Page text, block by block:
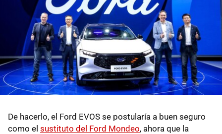
De hacerlo, el Ford EVOS se postularía a buen seguro
como el sustituto del Ford Mondeo, ahora que la